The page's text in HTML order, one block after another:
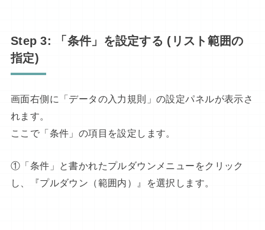
Step 3: 「条件」を設定する (リスト範囲の
指定)
画面右側に「データの入力規則」の設定パネルが表示さ
れます。
ここで「条件」の項目を設定します。
①「条件」と書かれたプルダウンメニューをクリック
し、『プルダウン（範囲内）』を選択します。